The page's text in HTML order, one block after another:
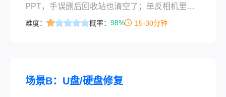
PPT，手误删后回收站也清空了；单反相机里的
珍贵视频，误格式化后找不到；U盘里的工作文
难度： 概率： 98% 15-30分钟
场景B：U盘/硬盘修复